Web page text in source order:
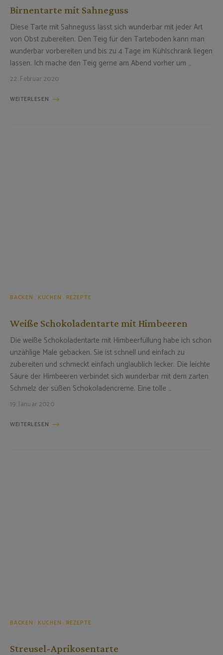
Birnentarte mit Sahneguss
Diese Tarte mit Sahneguss lässt sich wunderbar mit jeder Art
von Obst zubereiten. Den Teig für den Tarteboden kann man
wunderbar vorbereiten und bis zu 4 Tage im Kühlschrank liegen
lassen. Ich mache den Teig gerne am Abend vorher um …
22. Februar 2020
WEITERLESEN
BACKEN KUCHEN REZEPTE
Weiße Schokoladentarte mit Himbeeren
Die weiße Schokoladentarte mit Himbeerfüllung habe ich schon
unzählige Male gebacken. Sie ist schnell und einfach zu
zubereiten und schmeckt einfach unglaublich lecker. Die leichte
Säure der Himbeeren verbindet sich wunderbar mit dem zarten
Schmelz der süßen Schokoladencreme. Eine tolle …
19. Januar 2020
WEITERLESEN
BACKEN KUCHEN REZEPTE
Streusel-Aprikosentarte